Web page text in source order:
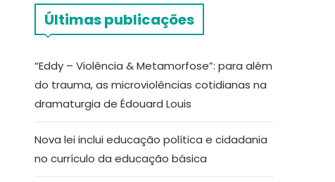
Últimas publicações
“Eddy – Violência & Metamorfose”: para além
do trauma, as microviolências cotidianas na
dramaturgia de Édouard Louis
Nova lei inclui educação política e cidadania
no currículo da educação básica